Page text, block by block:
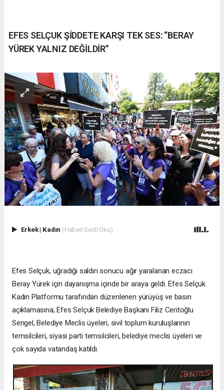
EFES SELÇUK ŞİDDETE KARŞI TEK SES: “BERAY
YÜREK YALNIZ DEĞİLDİR”
Erkek| Kadın (Haberi Sesli Oku)
Efes Selçuk, uğradığı saldırı sonucu ağır yaralanan eczacı
Beray Yürek için dayanışma içinde bir araya geldi. Efes Selçuk
Kadın Platformu tarafından düzenlenen yürüyüş ve basın
açıklamasına; Efes Selçuk Belediye Başkanı Filiz Ceritoğlu
Sengel, Belediye Meclis üyeleri, sivil toplum kuruluşlarının
temsilcileri, siyasi parti temsilcileri, belediye meclis üyeleri ve
çok sayıda vatandaş katıldı.